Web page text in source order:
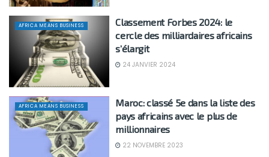
AFRICA MEANS BUSINESS
Classement Forbes 2024: le
cercle des milliardaires africains
s’élargit
24 JANVIER 2024
AFRICA MEANS BUSINESS
Maroc: classé 5e dans la liste des
pays africains avec le plus de
millionnaires
22 NOVEMBRE 2023